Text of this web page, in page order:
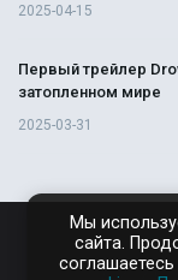
2025-04-15
Первый трейлер
затопленном мире
2025-03-31
Мы
сайта.
соглашаетесь